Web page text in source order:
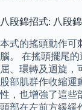
八段錦招式: 八段
本式的搖頭動作可
腦。 在搖頭擺尾
屈、環轉及迴旋，
股部肌群作收縮運
性，也增強了這些
頭部在左前方緩緩